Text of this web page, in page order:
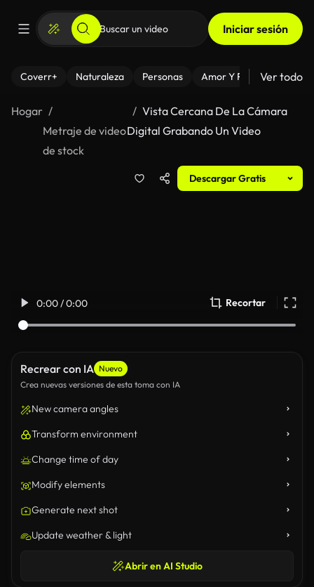
Iniciar sesión
Coverr+ Naturaleza Personas Amor Y Relaciones
Ver todo
Hogar
Metraje de video
de stock
Vista Cercana De La Cámara
Digital Grabando Un Video
Descargar Gratis
0:00 / 0:00 Recortar
Recrear con IA Nuevo
Crea nuevas versiones de esta toma con IA
New camera angles
Transform environment
Change time of day
Modify elements
Generate next shot
Update weather & light
Abrir en AI Studio